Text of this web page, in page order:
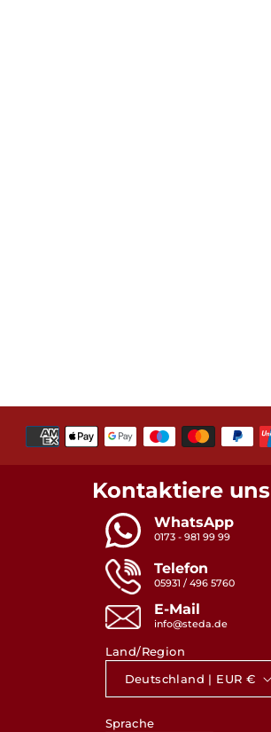
Kontaktiere uns
WhatsApp
0173 - 981 99 99
Telefon
05931 / 496 5760
E-Mail
info@steda.de
Land/Region
Deutschland | EUR €
Sprache